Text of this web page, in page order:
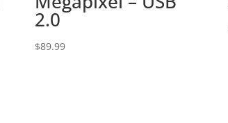
2.0
$89.99